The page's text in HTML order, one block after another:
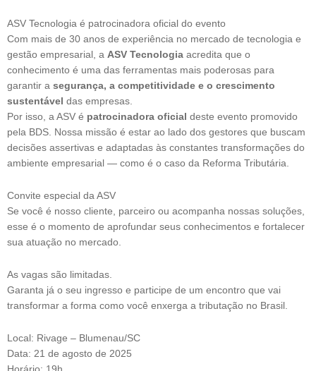
ASV Tecnologia é patrocinadora oficial do evento
Com mais de 30 anos de experiência no mercado de tecnologia e
gestão empresarial, a ASV Tecnologia acredita que o
conhecimento é uma das ferramentas mais poderosas para
garantir a segurança, a competitividade e o crescimento
sustentável das empresas.
Por isso, a ASV é patrocinadora oficial deste evento promovido
pela BDS. Nossa missão é estar ao lado dos gestores que buscam
decisões assertivas e adaptadas às constantes transformações do
ambiente empresarial — como é o caso da Reforma Tributária.
Convite especial da ASV
Se você é nosso cliente, parceiro ou acompanha nossas soluções,
esse é o momento de aprofundar seus conhecimentos e fortalecer
sua atuação no mercado.
As vagas são limitadas.
Garanta já o seu ingresso e participe de um encontro que vai
transformar a forma como você enxerga a tributação no Brasil.
Local: Rivage – Blumenau/SC
Data: 21 de agosto de 2025
Horário: 19h